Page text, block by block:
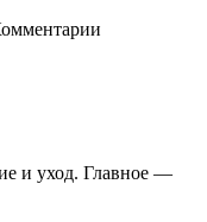
и уход. Главное —